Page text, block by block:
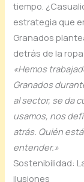
tiempo.
estrategia que
Granados
detrás de la
«Hemos
Granados
al sector, se da
usamos, nos
atrás. Quién
entender.»
Sostenibilidad:
ilusiones